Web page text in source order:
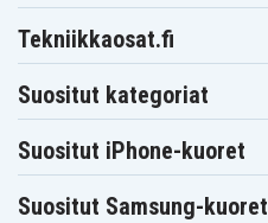
Tekniikkaosat.fi
Suositut kategoriat
Suositut iPhone-kuoret
Suositut Samsung-kuoret